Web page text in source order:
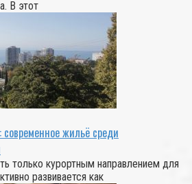
В этот
жильё среди
только курортным направлением для
развивается как